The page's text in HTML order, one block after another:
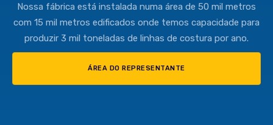
(11) 4634-8500
Nossa fábrica está instalada numa área de 50 mil metros
com 15 mil metros edificados onde temos capacidade para
produzir 3 mil toneladas de linhas de costura por ano.
ÁREA DO REPRESENTANTE